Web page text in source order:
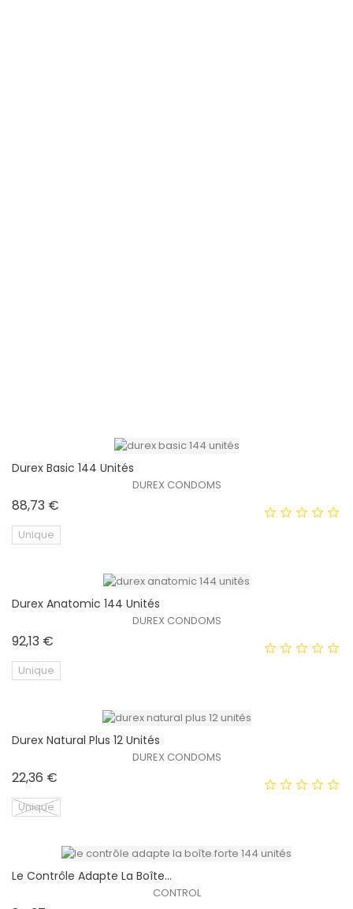
EXCLUSIVITÉ WEB !
Durex Basic 144 Unités
DUREX CONDOMS
88,73 €
Unique
EXCLUSIVITÉ WEB !
Durex Anatomic 144 Unités
DUREX CONDOMS
92,13 €
Unique
EXCLUSIVITÉ WEB !
Durex Natural Plus 12 Unités
DUREX CONDOMS
22,36 €
Unique
Le Contrôle Adapte La Boîte...
CONTROL